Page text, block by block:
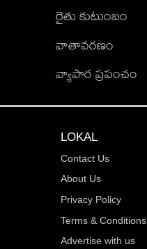
రైతు కుటుంబం
వాతావరణం
వ్యాపార ప్రపంచం
LOKAL
Contact Us
About Us
Privacy Policy
Terms & Conditions
Advertise with us